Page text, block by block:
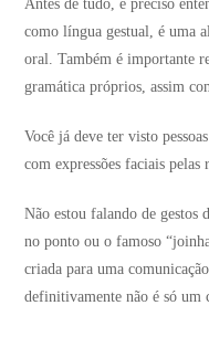
Antes de tudo, é preciso
como língua gestual, é uma
oral. Também é importante
gramática próprios, assim
Você já deve ter visto
com expressões faciais
Não estou falando de gestos
no ponto ou o famoso
criada para uma
definitivamente não é só um